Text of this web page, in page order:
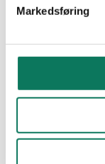
Markedsføring
Det hver og en
nærmere
gjøre for å
Bli